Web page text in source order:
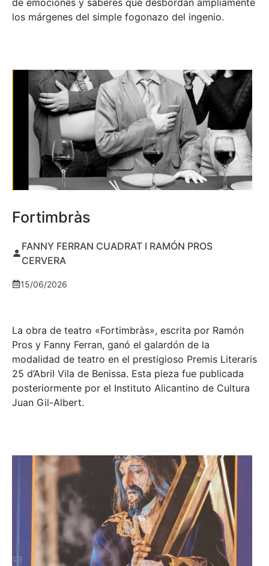
de emociones y saberes que desbordan ampliamente
los márgenes del simple fogonazo del ingenio.
Fortimbràs
FANNY FERRAN CUADRAT I RAMÓN PROS
CERVERA
15/06/2026
La obra de teatro «Fortimbràs», escrita por Ramón
Pros y Fanny Ferran, ganó el galardón de la
modalidad de teatro en el prestigioso Premis Literaris
25 d’Abril Vila de Benissa. Esta pieza fue publicada
posteriormente por el Instituto Alicantino de Cultura
Juan Gil-Albert.